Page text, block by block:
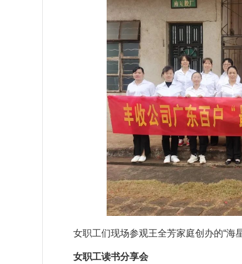
女职工们现场参观王全芳家庭创办的“海
女职工读书分享会